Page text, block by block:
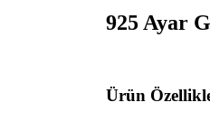
925 Ayar
Ürün